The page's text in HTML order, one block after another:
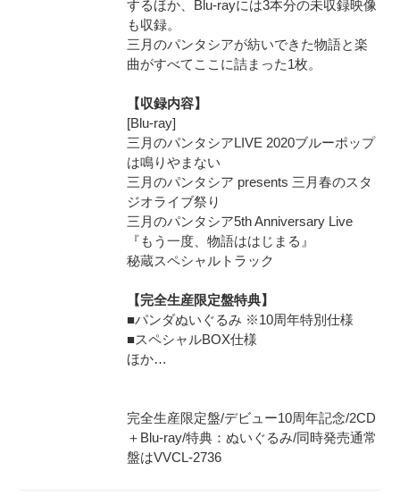
するほか、Blu-rayには3本分の未収録映像
も収録。
三月のパンタシアが紡いできた物語と楽
曲がすべてここに詰まった1枚。
【収録内容】
[Blu-ray]
三月のパンタシアLIVE 2020ブルーポップ
は鳴りやまない
三月のパンタシア presents 三月春のスタ
ジオライブ祭り
三月のパンタシア5th Anniversary Live
『もう一度、物語ははじまる』
秘蔵スペシャルトラック
【完全生産限定盤特典】
■パンダぬいぐるみ ※10周年特別仕様
■スペシャルBOX仕様
ほか…
完全生産限定盤/デビュー10周年記念/2CD
＋Blu-ray/特典：ぬいぐるみ/同時発売通常
盤はVVCL-2736